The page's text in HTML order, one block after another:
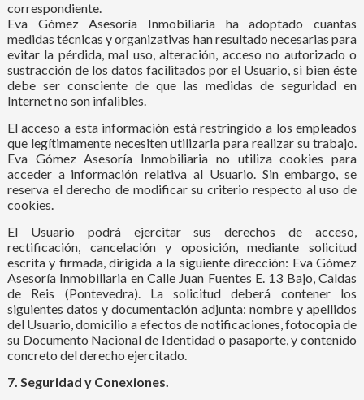
correspondiente.
Eva Gómez Asesoría Inmobiliaria ha adoptado cuantas
medidas técnicas y organizativas han resultado necesarias para
evitar la pérdida, mal uso, alteración, acceso no autorizado o
sustracción de los datos facilitados por el Usuario, si bien éste
debe ser consciente de que las medidas de seguridad en
Internet no son infalibles.
El acceso a esta información está restringido a los empleados
que legítimamente necesiten utilizarla para realizar su trabajo.
Eva Gómez Asesoría Inmobiliaria no utiliza cookies para
acceder a información relativa al Usuario. Sin embargo, se
reserva el derecho de modificar su criterio respecto al uso de
cookies.
El Usuario podrá ejercitar sus derechos de acceso,
rectificación, cancelación y oposición, mediante solicitud
escrita y firmada, dirigida a la siguiente dirección: Eva Gómez
Asesoría Inmobiliaria en Calle Juan Fuentes E. 13 Bajo, Caldas
de Reis (Pontevedra). La solicitud deberá contener los
siguientes datos y documentación adjunta: nombre y apellidos
del Usuario, domicilio a efectos de notificaciones, fotocopia de
su Documento Nacional de Identidad o pasaporte, y contenido
concreto del derecho ejercitado.
7. Seguridad y Conexiones.